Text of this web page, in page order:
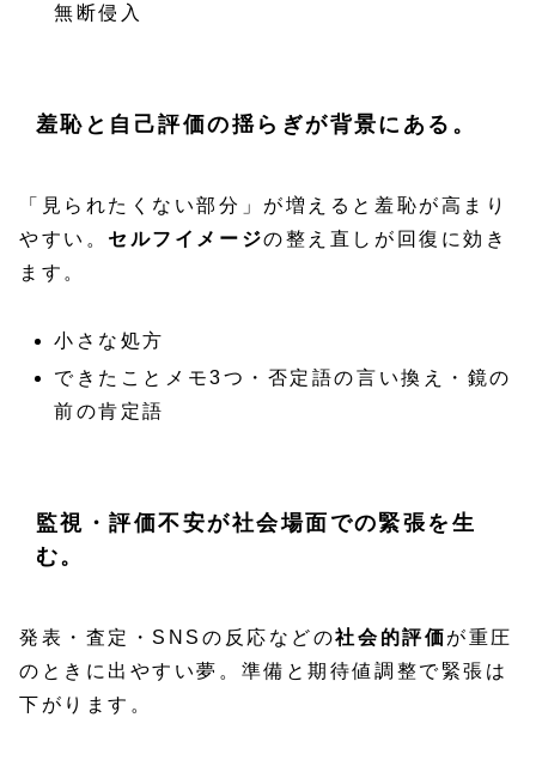
無断侵入
羞恥と自己評価の揺らぎが背景にある。
「見られたくない部分」が増えると羞恥が高まり
やすい。 セルフイメージの整え直しが回復に効き
ます。
小さな処方
できたことメモ3つ・否定語の言い換え・鏡の
前の肯定語
監視・評価不安が社会場面での緊張を生
む。
発表・査定・SNSの反応などの社会的評価が重圧
のときに出やすい夢。準備と期待値調整で緊張は
下がります。